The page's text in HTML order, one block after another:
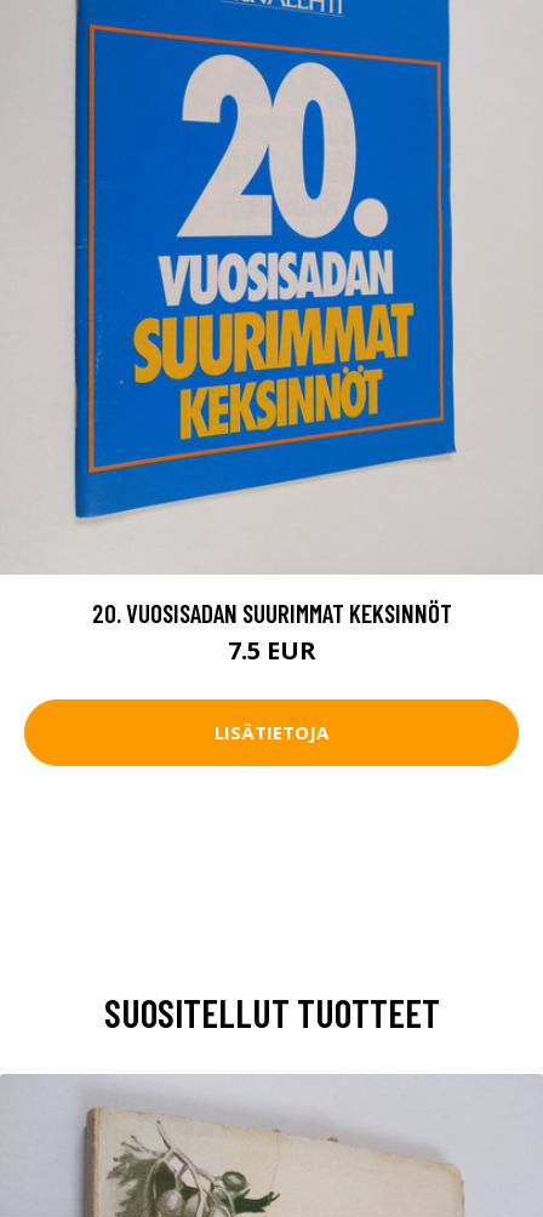
20. VUOSISADAN SUURIMMAT KEKSINNÖT
7.5 EUR
LISÄTIETOJA
SUOSITELLUT TUOTTEET